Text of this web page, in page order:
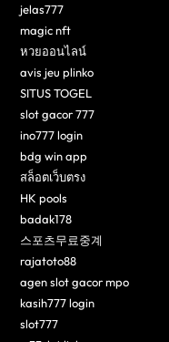
jelas777
magic nft
หวยออนไลน์
avis jeu plinko
SITUS TOGEL
slot gacor 777
ino777 login
bdg win app
สล็อตเว็บตรง
HK pools
badak178
스포츠무료중계
rajatoto88
agen slot gacor mpo
kasih777 login
slot777